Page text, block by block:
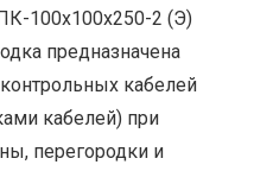
100х100х250-2 (Э)
предназначена
кабелей
кабелей) при
перегородки и